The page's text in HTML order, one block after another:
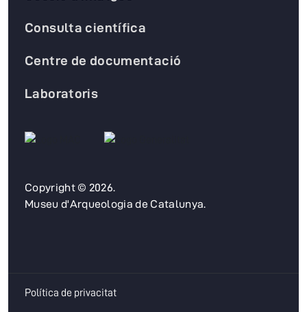
Copyright © 2026.
Museu d'Arqueologia de Catalunya.
Consulta científica
Centre de documentació
Laboratoris
Política de privacitat